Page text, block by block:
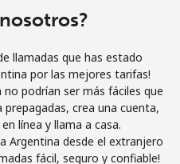
con
llamadas que has estado
por las mejores tarifas!
podrían ser más fáciles que
crea una cuenta,
línea y llama a casa.
Argentina desde el extranjero
fácil, seguro y confiable!